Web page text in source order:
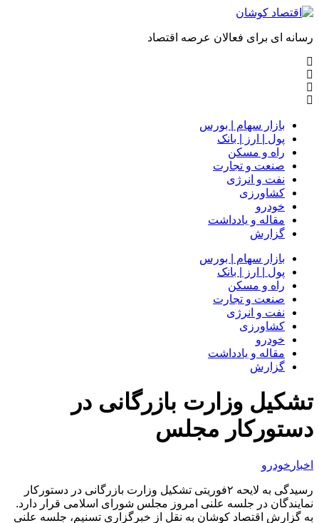
رسانه ای برای فعالان عرصه اقتصاد
بازار سهام | بورس
پول | ارز | بانک
راه و مسکن
صنعت و تجارت
نفت و انرژی
کشاورزی
خودرو
مقاله و یادداشت
گزارش
بازار سهام | بورس
پول | ارز | بانک
راه و مسکن
صنعت و تجارت
نفت و انرژی
کشاورزی
خودرو
مقاله و یادداشت
گزارش
تشکیل وزارت بازرگانی در
دستورکار مجلس
اخبار خودرو
رسیدگی به لایحه ۲فوریتی تشکیل وزارت بازرگانی در دستورکار
نمایندگان در جلسه علنی امروز مجلس شورای اسلامی قرار دارد.
به گزارش اقتصاد کوشان به نقل از خبرگزاری تسنیم، جلسه علنی